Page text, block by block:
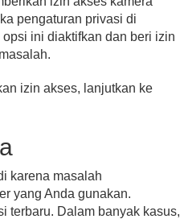
pengaturan privasi di
ini diaktifkan dan beri izin
izin akses, lanjutkan ke
karena masalah
yang Anda gunakan.
terbaru. Dalam banyak kasus,